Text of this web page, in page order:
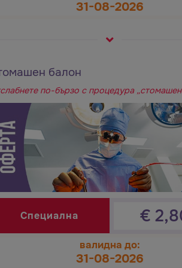
31-08-2026
балон
по-бързо с процедура „стомашен
Специална €
валидна до:
31-08-2026